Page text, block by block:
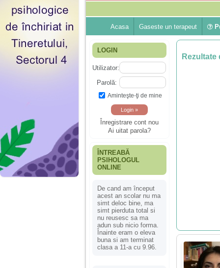
Acasa Gaseste un terapeut
LOGIN
Utilizator:
Parolă:
Aminteşte-ţi de mine
Înregistrare cont nou
Ai uitat parola?
ÎNTREABĂ
PSIHOLOGUL
ONLINE
De cand am început
acest an scolar nu ma
simt deloc bine, ma
simt pierduta total si
nu reusesc sa ma
adun sub nicio forma.
Înainte eram o eleva
buna si am terminat
clasa a 11-a cu 9.96.
Rezultate